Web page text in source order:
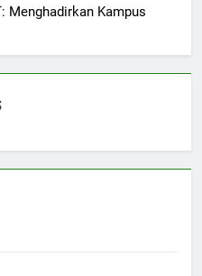
Menghadirkan Kampus